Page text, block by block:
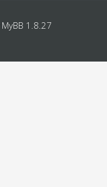
MyBB 1.8.27